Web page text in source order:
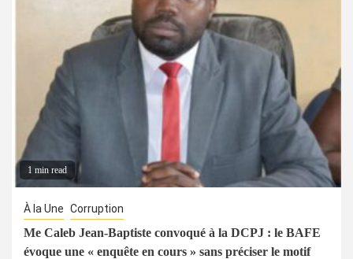
1 min read
À la Une Corruption
Me Caleb Jean-Baptiste convoqué à la DCPJ : le BAFE
évoque une « enquête en cours » sans préciser le motif